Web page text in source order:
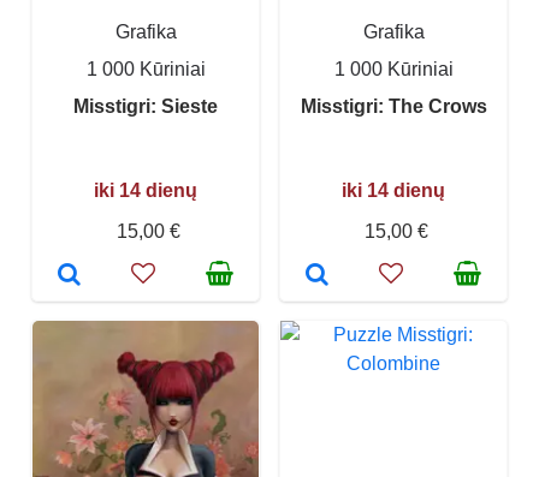
Grafika
1 000 Kūriniai
Misstigri: Sieste
iki 14 dienų
15,00 €
Grafika
1 000 Kūriniai
Misstigri: The Crows
iki 14 dienų
15,00 €